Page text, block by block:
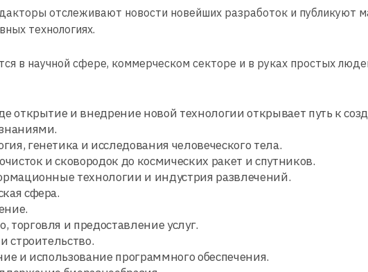
отслеживают новости новейших разработок и публикуют
технологиях.
в научной сфере, коммерческом секторе и в руках простых
открытие и внедрение новой технологии открывает путь к
генетика и исследования человеческого тела.
и сковородок до космических ракет и спутников.
технологии и индустрия развлечений.
сфера.
торговля и предоставление услуг.
строительство.
и использование программного обеспечения.